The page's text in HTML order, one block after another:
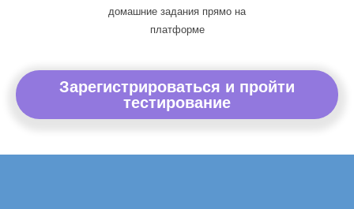
домашние задания прямо на
платформе
Зарегистрироваться и пройти
тестирование